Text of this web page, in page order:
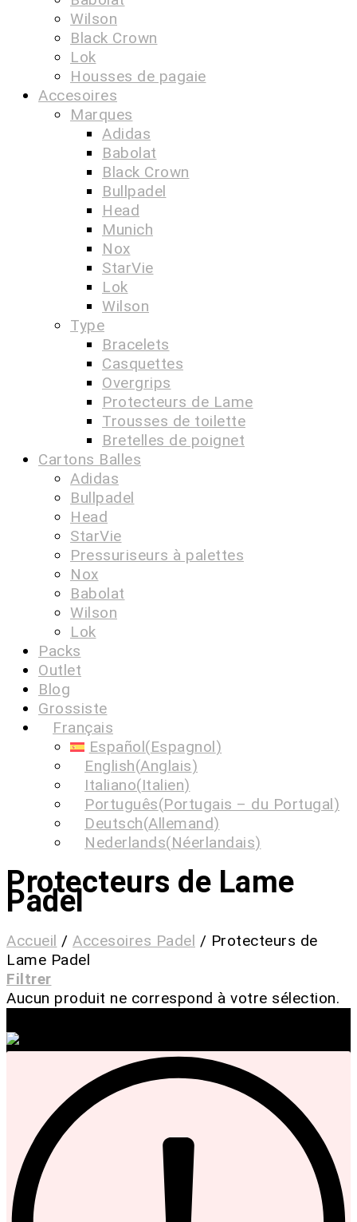
Wilson
Black Crown
Lok
Housses de pagaie
Accesoires
Marques
Adidas
Babolat
Black Crown
Bullpadel
Head
Munich
Nox
StarVie
Lok
Wilson
Type
Bracelets
Casquettes
Overgrips
Protecteurs de Lame
Trousses de toilette
Bretelles de poignet
Cartons Balles
Adidas
Bullpadel
Head
StarVie
Pressuriseurs à palettes
Nox
Babolat
Wilson
Lok
Packs
Outlet
Blog
Grossiste
Français
Español(Espagnol)
English(Anglais)
Italiano(Italien)
Português(Portugais – du Portugal)
Deutsch(Allemand)
Nederlands(Néerlandais)
Protecteurs de Lame
Padel
Accueil / Accesoires Padel / Protecteurs de
Lame Padel
Filtrer
Aucun produit ne correspond à votre sélection.